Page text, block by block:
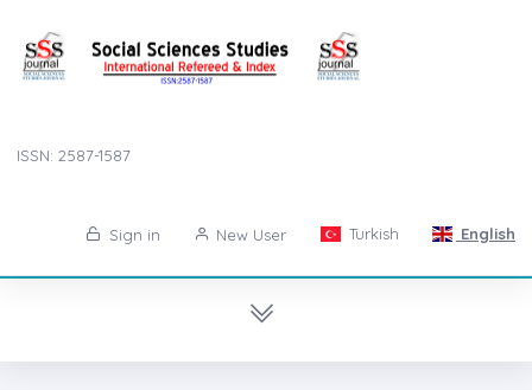
ISSN: 2587-1587
Sign in New User Turkish English